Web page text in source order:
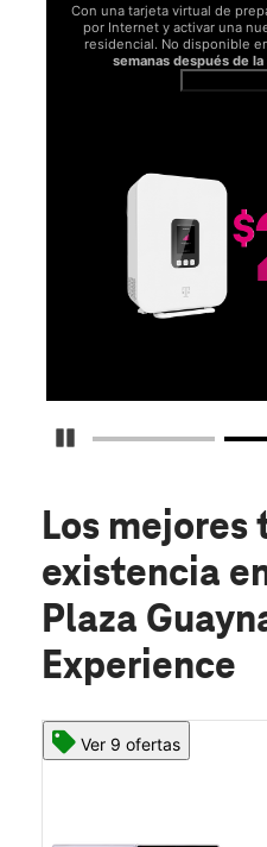
Detener carrusel
Con una tarjeta virtual de
por Internet y activar una
residencial. No disponible
semanas después de
Los mejores
existencia
Plaza
Experience
Ver 9 ofertas